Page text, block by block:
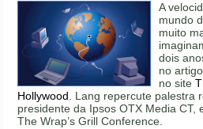
A
mundo
muito
dois
no
no site
Hollywood. Lang repercute palestra
presidente da Ipsos OTX Media CT,
The Wrap’s Grill Conference.